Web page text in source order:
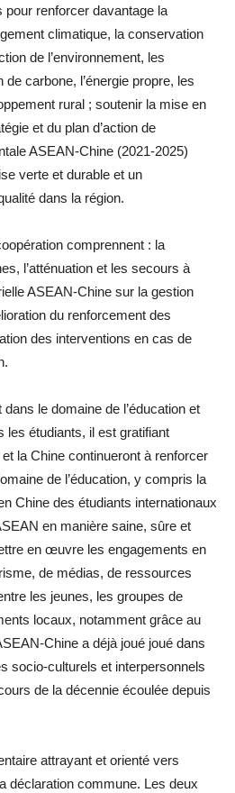
renforcer davantage la
climatique, la conservation
de l’environnement, les
carbone, l’énergie propre, les
rural ; soutenir la mise en
et du plan d’action de
ASEAN-Chine (2021-2025)
verte et durable et un
dans la région.
comprennent : la
l’atténuation et les secours à
ASEAN-Chine sur la gestion
du renforcement des
des interventions en cas de
le domaine de l’éducation et
les étudiants, il est gratifiant
et la Chine continueront à renforcer
de l’éducation, y compris la
Chine des étudiants internationaux
en manière saine, sûre et
en œuvre les engagements en
de médias, de ressources
les jeunes, les groupes de
locaux, notamment grâce au
Chine a déjà joué joué dans
socio-culturels et interpersonnels
de la décennie écoulée depuis
attrayant et orienté vers
déclaration commune. Les deux